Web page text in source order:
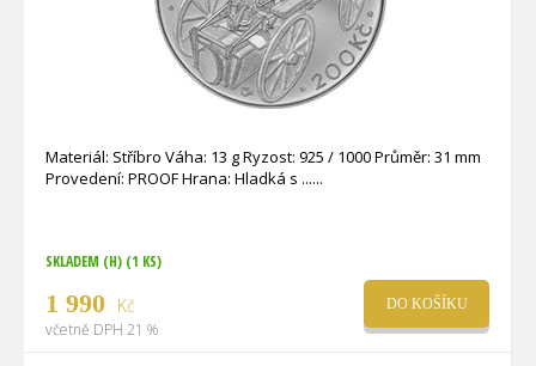
Materiál: Stříbro Váha: 13 g Ryzost: 925 / 1000 Průměr: 31 mm
Provedení: PROOF Hrana: Hladká s ...
SKLADEM (H) (1 KS)
1 990 Kč
včetně DPH 21 %
DO KOŠÍKU